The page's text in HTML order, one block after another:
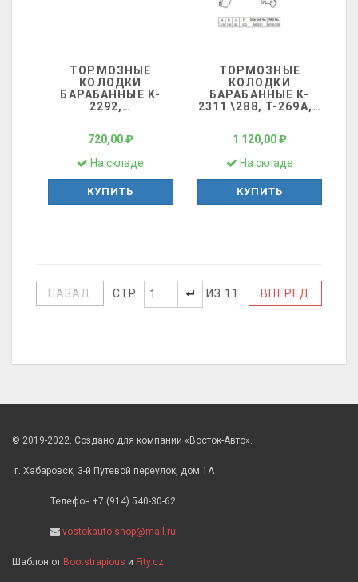
ТОРМОЗНЫЕ
КОЛОДКИ
БАРАБАННЫЕ K-
2292,…
720,00 ₽
На складе
КУПИТЬ
ТОРМОЗНЫЕ
КОЛОДКИ
БАРАБАННЫЕ K-
2311 \288, T-269А,…
1 120,00 ₽
На складе
КУПИТЬ
НАЗАД СТР. ИЗ 11 ВПЕРЕД
© 2019-2022. Создано для компании «Восток-Авто».
г. Хабаровск, 3-й Путевой переулок, дом 1А
Телефон +7 (914) 540-30-62
vostokauto-shop@mail.ru
Шаблон от Bootstrapious и Fity.cz.